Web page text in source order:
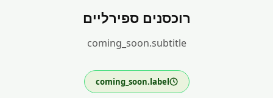
רוכסנים ספירליים
coming_soon.subtitle
coming_soon.label